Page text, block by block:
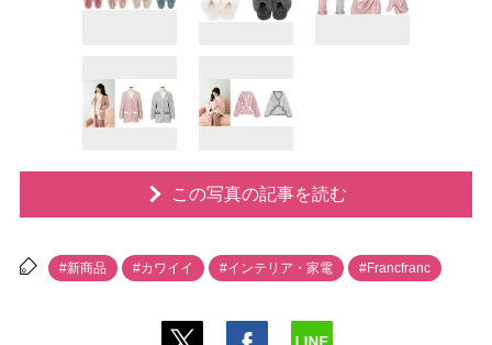
この写真の記事を読む
#新商品 #カワイイ #インテリア・家電 #Francfranc